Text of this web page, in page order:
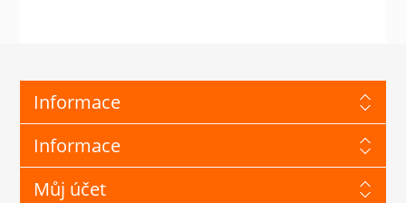
Informace
Informace
Můj účet